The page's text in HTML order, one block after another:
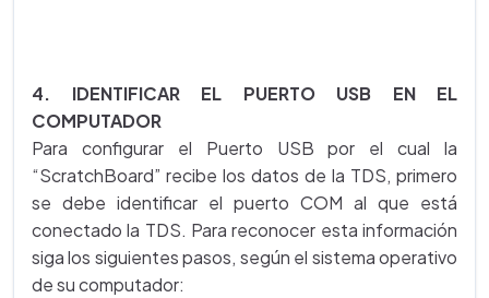
4. IDENTIFICAR EL PUERTO USB EN EL
COMPUTADOR
Para configurar el Puerto USB por el cual la
“ScratchBoard” recibe los datos de la TDS, primero
se debe identificar el puerto COM al que está
conectado la TDS. Para reconocer esta información
siga los siguientes pasos, según el sistema operativo
de su computador: